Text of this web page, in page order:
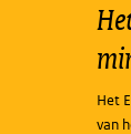
Het
van